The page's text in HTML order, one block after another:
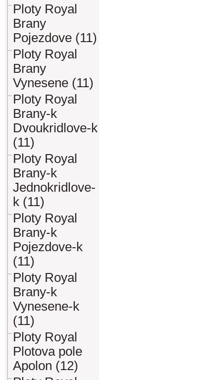
Ploty Royal
Brany
Pojezdove (11)
Ploty Royal
Brany
Vynesene (11)
Ploty Royal
Brany-k
Dvoukridlove-k
(11)
Ploty Royal
Brany-k
Jednokridlove-
k (11)
Ploty Royal
Brany-k
Pojezdove-k
(11)
Ploty Royal
Brany-k
Vynesene-k
(11)
Ploty Royal
Plotova pole
Apolon (12)